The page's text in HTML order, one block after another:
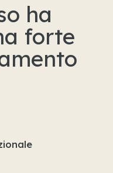
ha
forte